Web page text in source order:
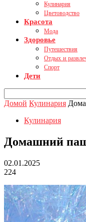
Кулинария
Цветоводство
Красота
Мода
Здоровье
Путешествия
Отдых и
Спорт
Дети
Домой Кулинария
Кулинария
Домашний
02.01.2025
224